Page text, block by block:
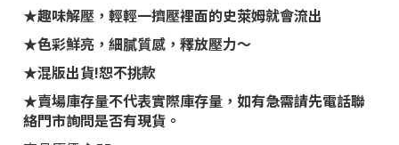
★趣味解壓，輕輕一擠壓裡面的史萊姆就會流出
★色彩鮮亮，細膩質感，釋放壓力～
★混版出貨!恕不挑款
★賣場庫存量不代表實際庫存量，如有急需請先電話聯
絡門市詢問是否有現貨。